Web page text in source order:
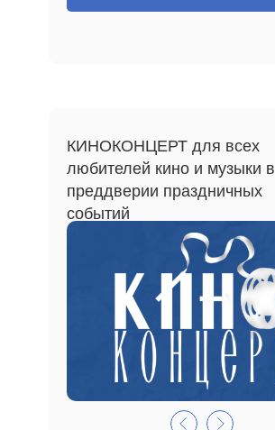
КИНОКОНЦЕРТ для всех
любителей кино и музыки в
преддверии праздничных
событий